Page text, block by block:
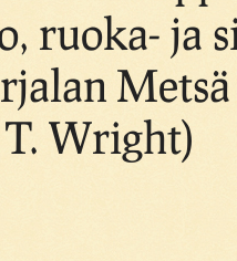
ruoka- ja
Wright)